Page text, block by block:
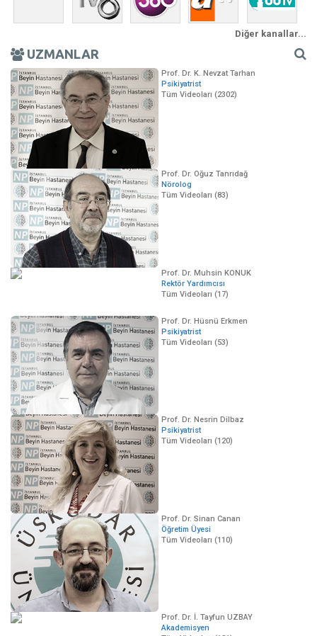
Diğer kanallar...
UZMANLAR
Prof. Dr. K. Nevzat Tarhan
Psikiyatrist
Tüm Videoları (2302)
Prof. Dr. Oğuz Tanrıdağ
Nörolog
Tüm Videoları (83)
Prof. Dr. Muhsin KONUK
Rektör Yardımcısı
Tüm Videoları (17)
Prof. Dr. Hüsnü Erkmen
Psikiyatrist
Tüm Videoları (53)
Prof. Dr. Nesrin Dilbaz
Psikiyatrist
Tüm Videoları (120)
Prof. Dr. Sinan Canan
Öğretim Üyesi
Tüm Videoları (110)
Prof. Dr. İ. Tayfun UZBAY
Akademisyen